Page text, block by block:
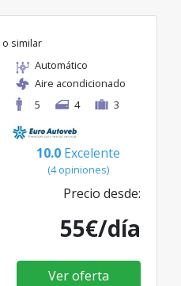
o similar
Automático
Aire acondicionado
5
4 3
10.0 Excelente
(4 opiniones)
Precio desde:
55€/día
Ver oferta